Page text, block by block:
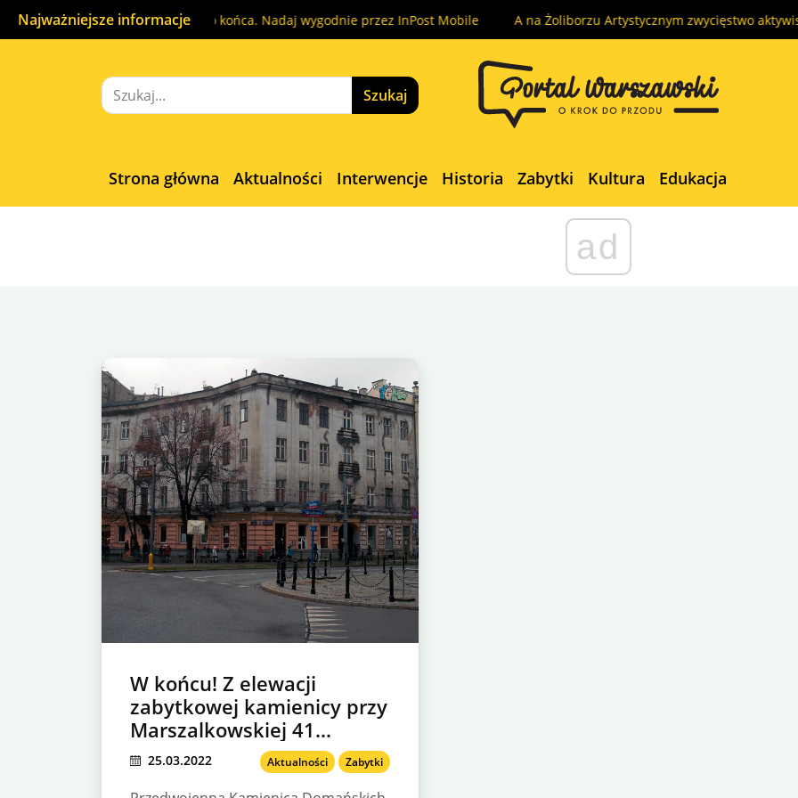
Najważniejsze informacje
pod kontrolą od początku do końca. Nadaj wygodnie przez InPost Mobile A na Żoliborzu Artystycznym zwycięstwo aktywistów,
Strona główna Aktualności Interwencje Historia Zabytki Kultura Edukacja
ad
W końcu! Z elewacji
zabytkowej kamienicy przy
Marszalkowskiej 41
usuwane są efekty działań
25.03.2022 Aktualności Zabytki